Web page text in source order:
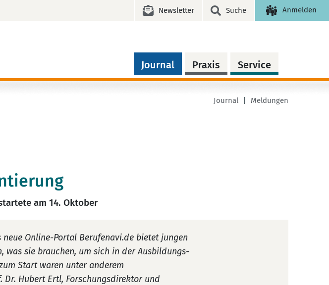
Newsletter Suche Anmelden
Journal Praxis Service
Journal Meldungen
am 14. Oktober
Online-Portal Berufenavi.de bietet jungen
was sie brauchen, um sich in der Ausbildungs-
Start waren unter anderem
Hubert Ertl, Forschungsdirektor und